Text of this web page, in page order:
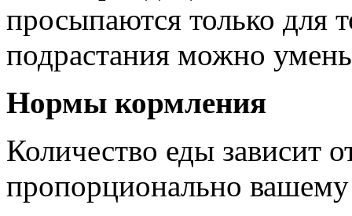
просыпаются только для
подрастания можно
Нормы кормления
Количество еды зависит
пропорционально